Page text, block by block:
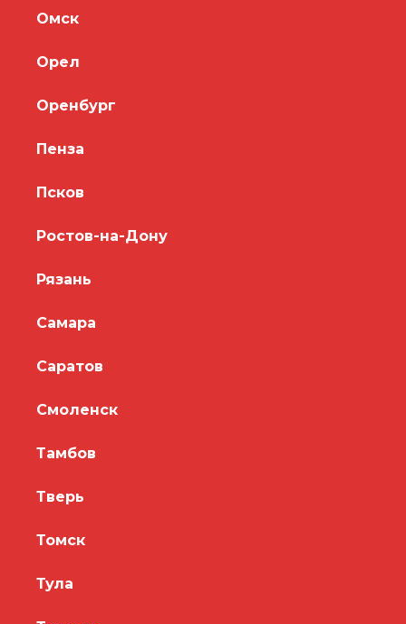
Омск
Орел
Оренбург
Пенза
Псков
Ростов-на-Дону
Рязань
Самара
Саратов
Смоленск
Тамбов
Тверь
Томск
Тула